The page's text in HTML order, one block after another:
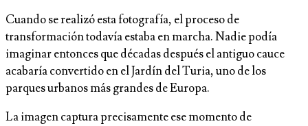
Cuando se realizó esta fotografía, el proceso de
transformación todavía estaba en marcha. Nadie podía
imaginar entonces que décadas después el antiguo cauce
acabaría convertido en el Jardín del Turia, uno de los
parques urbanos más grandes de Europa.
La imagen captura precisamente ese momento de